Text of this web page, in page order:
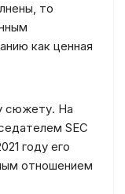
то
как ценная
сюжету. На
SEC
году его
отношением